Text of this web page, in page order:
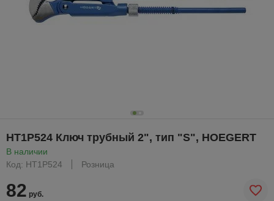
HT1P524 Ключ трубный 2", тип "S", HOEGERT
В наличии
Код: HT1P524
Розница
82 руб.